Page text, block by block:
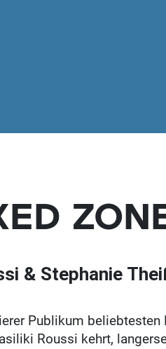
& Stephanie
Publikum
Roussi kehrt,